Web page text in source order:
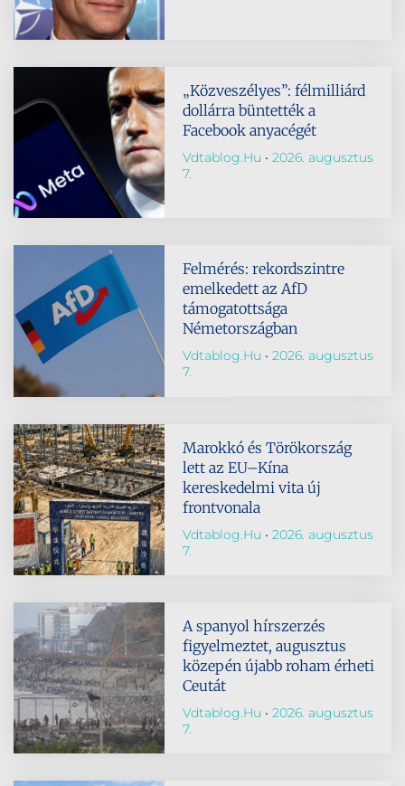
„Közveszélyes”: félmilliárd
dollárra büntették a
Facebook anyacégét
Vdtablog.hu
2026. augusztus
7.
Felmérés: rekordszintre
emelkedett az AfD
támogatottsága
Németországban
Vdtablog.hu
2026. augusztus
7.
Marokkó és Törökország
lett az EU–Kína
kereskedelmi vita új
frontvonala
Vdtablog.hu
2026. augusztus
7.
A spanyol hírszerzés
figyelmeztet, augusztus
közepén újabb roham érheti
Ceutát
Vdtablog.hu
2026. augusztus
7.